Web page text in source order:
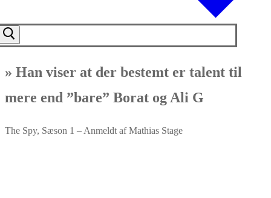
» Han viser at der bestemt er talent til
mere end ”bare” Borat og Ali G
The Spy​, Sæson 1 – Anmeldt af Mathias Stage